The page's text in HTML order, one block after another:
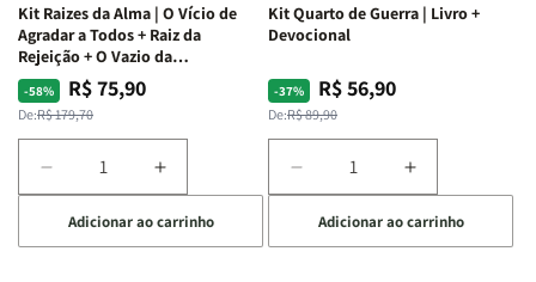
Kit Raizes da Alma | O Vício de
Agradar a Todos + Raiz da
Rejeição + O Vazio da
Insatisfação.
-58%
Preço
normal
De:R$ 179,70
Preço
promocional
R$ 75,90
Diminuir
a
quantidade
de
Aumentar
a
quantidade
de
Adicionar ao carrinho
Kit Quarto de Guerra | Livro +
Devocional
-37%
Preço
normal
De:R$ 89,90
Preço
promocional
R$ 56,90
Diminuir
a
quantidade
de
Aumentar
a
quantidade
de
Adicionar ao carrinho